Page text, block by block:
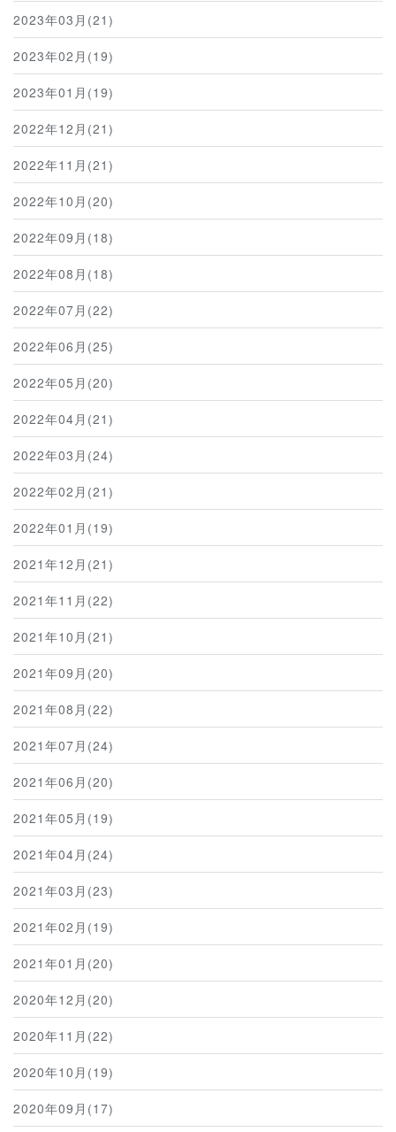
2023年03月(21)
2023年02月(19)
2023年01月(19)
2022年12月(21)
2022年11月(21)
2022年10月(20)
2022年09月(18)
2022年08月(18)
2022年07月(22)
2022年06月(25)
2022年05月(20)
2022年04月(21)
2022年03月(24)
2022年02月(21)
2022年01月(19)
2021年12月(21)
2021年11月(22)
2021年10月(21)
2021年09月(20)
2021年08月(22)
2021年07月(24)
2021年06月(20)
2021年05月(19)
2021年04月(24)
2021年03月(23)
2021年02月(19)
2021年01月(20)
2020年12月(20)
2020年11月(22)
2020年10月(19)
2020年09月(17)